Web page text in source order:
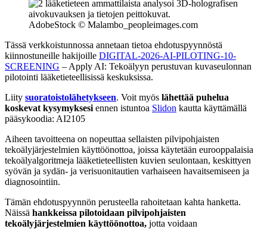
AdobeStock © Malambo_peopleimages.com
Tässä verkkoistunnossa annetaan tietoa ehdotuspyynnöstä
kiinnostuneille hakijoille DIGITAL-2026-AI-PILOTING-10-
SCREENING – Apply AI: Tekoälyyn perustuvan kuvaseulonnan
pilotointi lääketieteellisissä keskuksissa.
Liity suoratoistolähetykseen. Voit myös lähettää puhelua
koskevat kysymyksesi ennen istuntoa Slidon kautta käyttämällä
pääsykoodia: AI2105
Aiheen tavoitteena on nopeuttaa sellaisten pilvipohjaisten
tekoälyjärjestelmien käyttöönottoa, joissa käytetään eurooppalaisia
tekoälyalgoritmeja lääketieteellisten kuvien seulontaan, keskittyen
syövän ja sydän- ja verisuonitautien varhaiseen havaitsemiseen ja
diagnosointiin.
Tämän ehdotuspyynnön perusteella rahoitetaan kahta hanketta.
Näissä hankkeissa pilotoidaan pilvipohjaisten
tekoälyjärjestelmien käyttöönottoa, jotta voidaan